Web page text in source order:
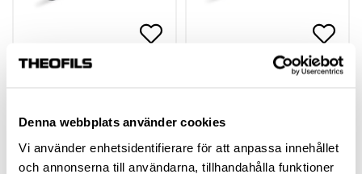
Denna webbplats använder cookies
Vi använder enhetsidentifierare för att anpassa innehållet
och annonserna till användarna, tillhandahålla funktioner
HANDLE AVEIRO
Available in different
variants
HANDLE AVEIRO
Available in different
variants